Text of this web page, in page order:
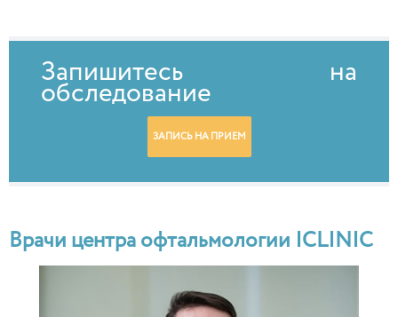
Запишитесь на
обследование
ЗАПИСЬ НА ПРИЕМ
Врачи центра офтальмологии ICLINIC